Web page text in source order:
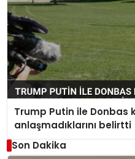
Trump Putin ile Donbas
anlaşmadıklarını belirtti
Son Dakika